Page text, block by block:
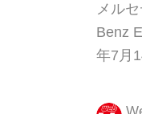
メル
Benz
年7月